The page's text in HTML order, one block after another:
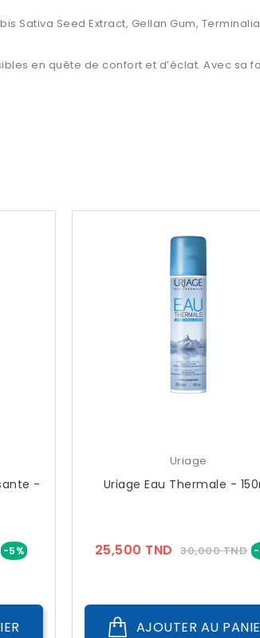
Sativa Seed Extract, Gellan Gum,
en quête de confort et d’éclat. Avec sa
-
-5%Prix
Uriage
Uriage Eau Thermale -
25,500 TND Prix
30,000 TND -
AJOUTER AU